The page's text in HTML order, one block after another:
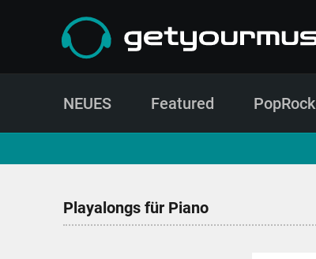
NEUES Featured PopRock
Playalongs für Piano